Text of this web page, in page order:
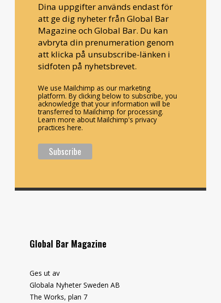
Dina uppgifter används endast för
att ge dig nyheter från Global Bar
Magazine och Global Bar. Du kan
avbryta din prenumeration genom
att klicka på unsubscribe-länken i
sidfoten på nyhetsbrevet.
We use Mailchimp as our marketing
platform. By clicking below to subscribe, you
acknowledge that your information will be
transferred to Mailchimp for processing.
Learn more about Mailchimp's privacy
practices here.
Global Bar Magazine
Ges ut av
Globala Nyheter Sweden AB
The Works, plan 7